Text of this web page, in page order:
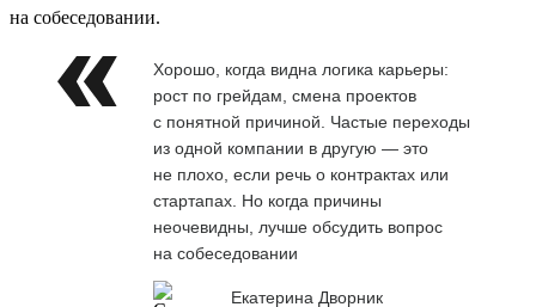
на собеседовании.
Хорошо, когда видна логика карьеры:
рост по грейдам, смена проектов
с понятной причиной. Частые переходы
из одной компании в другую — это
не плохо, если речь о контрактах или
стартапах. Но когда причины
неочевидны, лучше обсудить вопрос
на собеседовании
Екатерина Дворник